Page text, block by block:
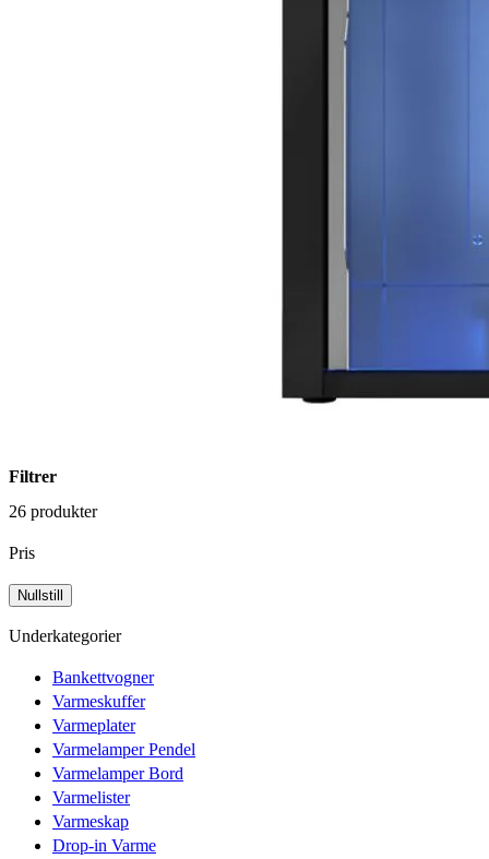
Filtrer
26 produkter
Pris
Underkategorier
Bankettvogner
Varmeskuffer
Varmeplater
Varmelamper Pendel
Varmelamper Bord
Varmelister
Varmeskap
Drop-in Varme